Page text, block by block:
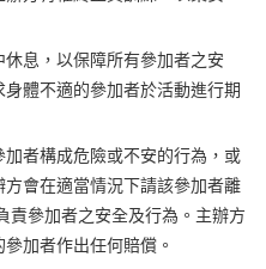
息，以保障所有參加者之安
體不適的參加者於活動進行期
者構成危險或不安的行為，或
會在適當情況下請該參加者離
責參加者之安全及行為。主辦方
加者作出任何賠償。